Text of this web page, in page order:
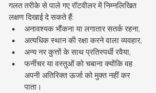
गलत तरीके से पाले गए रॉटवीलर में निम्नलिखित
लक्षण दिखाई दे सकते हैं:
अनावश्यक भौंकना या लगातार सतर्क रहना,
अत्यधिक स्थान की रक्षा करने वाला व्यवहार,
अन्य नर कुत्तों के साथ प्रतिस्पर्धी रवैया,
फर्नीचर या वस्तुओं को चबाना क्योंकि वह
अपनी अतिरिक्त ऊर्जा को मुक्त नहीं कर
पाता।